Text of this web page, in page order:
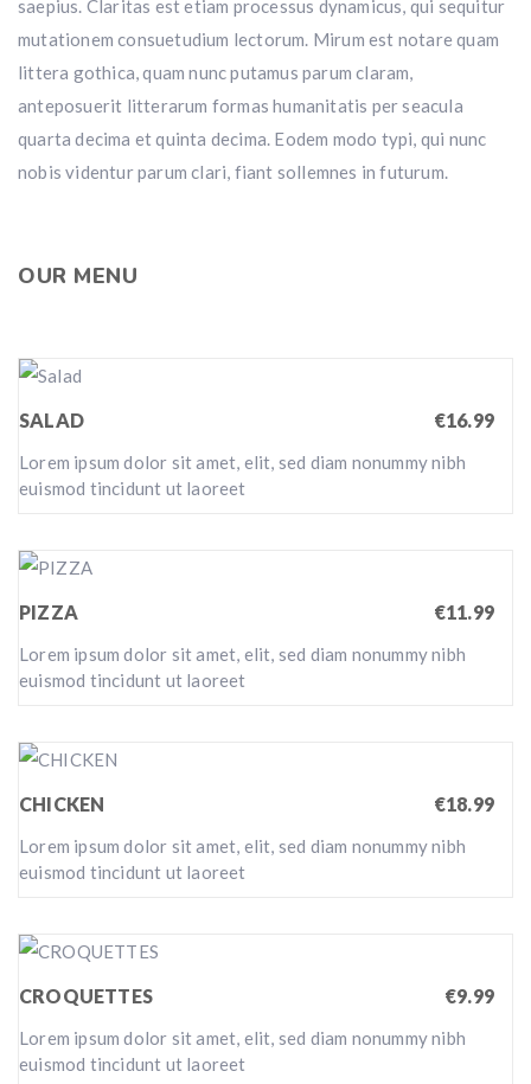
saepius. Claritas est etiam processus dynamicus, qui sequitur
mutationem consuetudium lectorum. Mirum est notare quam
littera gothica, quam nunc putamus parum claram,
anteposuerit litterarum formas humanitatis per seacula
quarta decima et quinta decima. Eodem modo typi, qui nunc
nobis videntur parum clari, fiant sollemnes in futurum.
OUR MENU
SALAD €16.99
Lorem ipsum dolor sit amet, elit, sed diam nonummy nibh
euismod tincidunt ut laoreet
PIZZA €11.99
Lorem ipsum dolor sit amet, elit, sed diam nonummy nibh
euismod tincidunt ut laoreet
CHICKEN €18.99
Lorem ipsum dolor sit amet, elit, sed diam nonummy nibh
euismod tincidunt ut laoreet
CROQUETTES €9.99
Lorem ipsum dolor sit amet, elit, sed diam nonummy nibh
euismod tincidunt ut laoreet